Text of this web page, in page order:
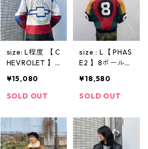
ジェフハミルト
ン マルチカラ
ー 古着 古着屋
高円寺 ビンテ
ージ
size: L程度 【 C
HEVROLET 】
ロ フォード ア
メ車 マスタン
業 レザー レザ
ージャケット
マルチカラー
¥15,080
SOLD OUT
size : L【 PHAS
E2 】8ボール
ト ジャケット
ラスタカラー
円寺 ビンテー
ジ
¥18,580
SOLD OUT